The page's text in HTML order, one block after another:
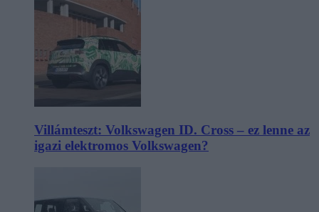
Villámteszt: Volkswagen ID. Cross – ez lenne az
igazi elektromos Volkswagen?